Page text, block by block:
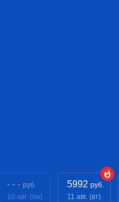
- - - руб.
10 авг. (пн)
5992 руб.
11 авг. (вт)